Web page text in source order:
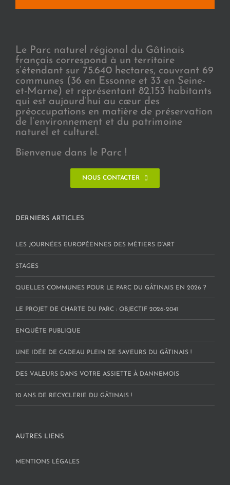
Le Parc naturel régional du Gâtinais
français correspond à un territoire
s’étendant sur 75.640 hectares, couvrant 69
communes (36 en Essonne et 33 en Seine-
et-Marne) et représentant 82.153 habitants
qui est aujourd’hui au cœur des
préoccupations en matière de préservation
de l’environnement et du patrimoine
naturel et culturel.
Bienvenue dans le Parc !
NOUS CONTACTER
DERNIERS ARTICLES
LES JOURNÉES EUROPÉENNES DES MÉTIERS D’ART
STAGES
QUELLES COMMUNES POUR LE PARC DU GÂTINAIS EN 2026 ?
LE PROJET DE CHARTE DU PARC : OBJECTIF 2026-2041
ENQUÊTE PUBLIQUE
UNE IDÉE DE CADEAU PLEIN DE SAVEURS DU GÂTINAIS !
DES VALEURS DANS VOTRE ASSIETTE À DANNEMOIS
10 ANS DE RECYCLERIE DU GÂTINAIS !
AUTRES LIENS
MENTIONS LÉGALES